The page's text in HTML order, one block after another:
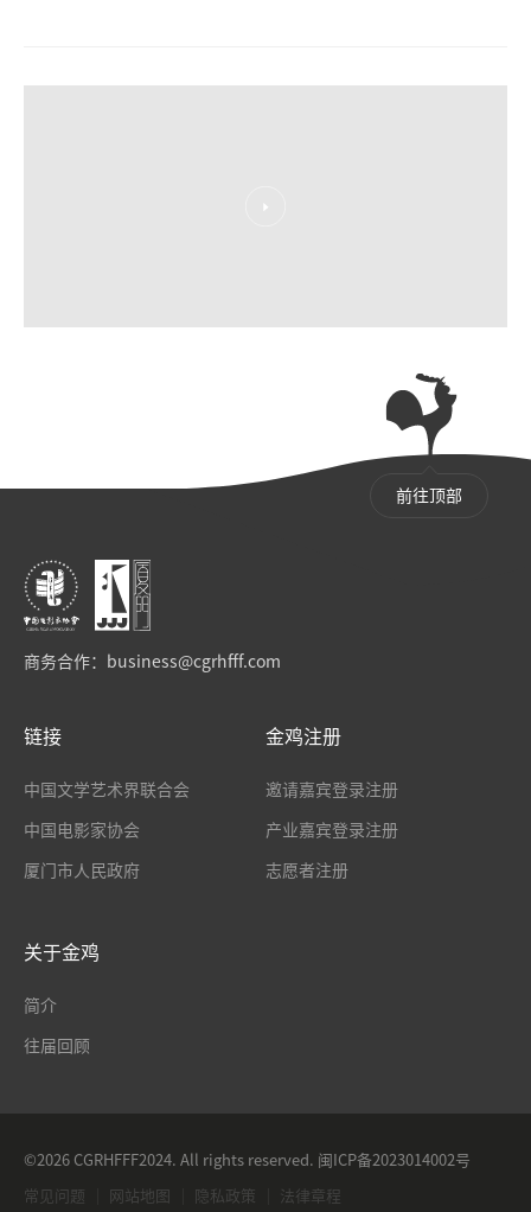
前往顶部
商务合作： business@cgrhfff.com
链接
中国文学艺术界联合会
中国电影家协会
厦门市人民政府
金鸡注册
邀请嘉宾登录注册
产业嘉宾登录注册
志愿者注册
关于金鸡
简介
往届回顾
©2026 CGRHFFF2024. All rights reserved. 闽ICP备2023014002号
常见问题 网站地图 隐私政策 法律章程